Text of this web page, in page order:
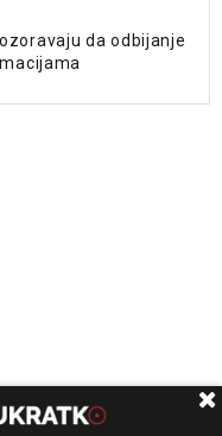
da odbijanje